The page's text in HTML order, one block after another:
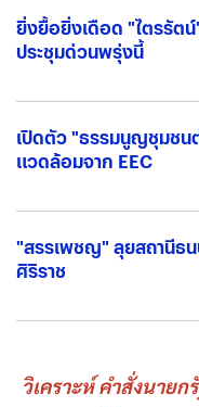
ยิ่งยื้อยิ่งเดือด "ไตรรัต
ประชุมด่วนพรุ่งนี้
เปิดตัว "ธรรมนูญชุมช
แวดล้อมจาก EEC
"สรรเพชญ" ลุยสถานีธ
ศิริราช
วิเคราะห์ คำสั่งนาย